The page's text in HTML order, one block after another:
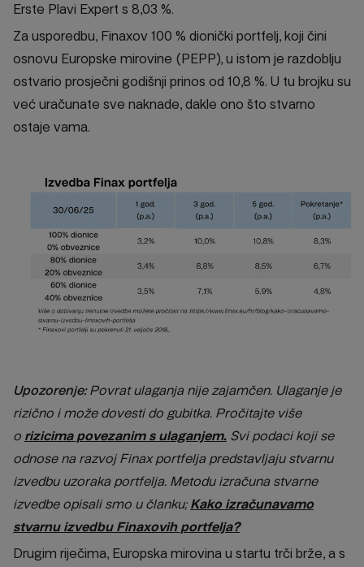
Erste Plavi Expert s 8,03 %.
Za usporedbu, Finaxov 100 % dionički portfelj, koji čini
osnovu Europske mirovine (PEPP), u istom je razdoblju
ostvario prosječni godišnji prinos od 10,8 %. U tu brojku su
već uračunate sve naknade, dakle ono što stvarno
ostaje vama.
Upozorenje:Povrat ulaganja nije zajamčen. Ulaganje je
rizično i može dovesti do gubitka. Pročitajte više
o rizicima povezanim s ulaganjem. Svi podaci koji se
odnose na razvoj Finax portfelja predstavljaju stvarnu
izvedbu uzoraka portfelja. Metodu izračuna stvarne
izvedbe opisali smo u članku; Kako izračunavamo
stvarnu izvedbu Finaxovih portfelja?
Drugim riječima, Europska mirovina u startu trči brže, a s